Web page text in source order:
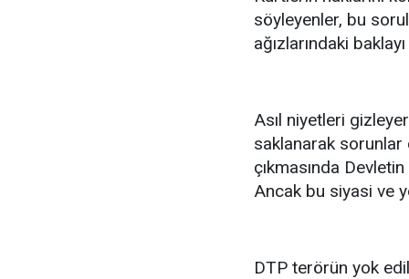
söyleyenler, bu
ağızlarındaki
Asıl niyetleri
saklanarak
çıkmasında
Ancak bu siyasi ve
DTP terörün yok